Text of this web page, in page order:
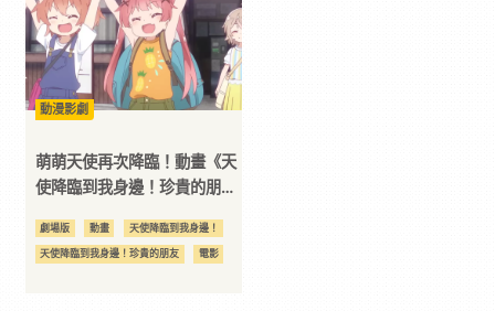
的
朋
友
動漫影劇
萌萌天使再次降臨！動畫《天
使降臨到我身邊！珍貴的朋
在台上映！
劇場版 動畫 天使降臨到我身邊！
天使降臨到我身邊！珍貴的朋友 電影